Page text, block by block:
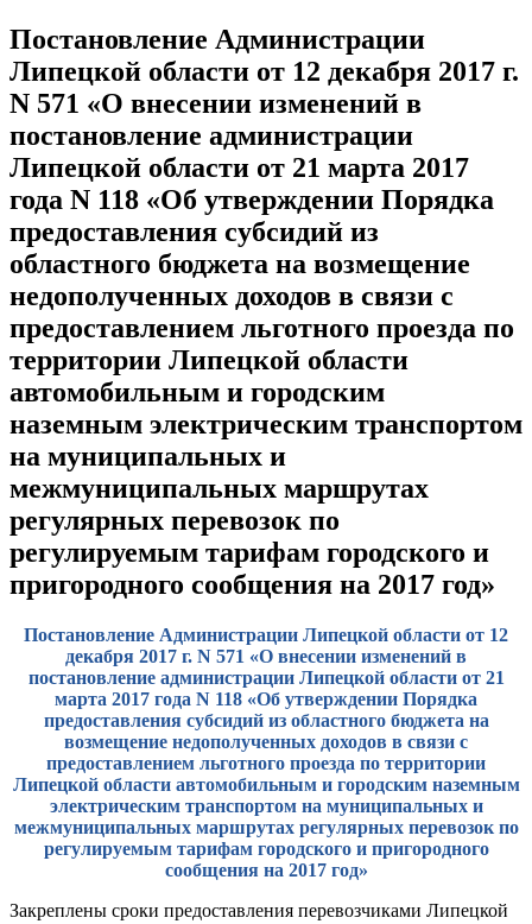
Постановление Администрации
Липецкой области от 12 декабря 2017 г.
N 571 «О внесении изменений в
постановление администрации
Липецкой области от 21 марта 2017
года N 118 «Об утверждении Порядка
предоставления субсидий из
областного бюджета на возмещение
недополученных доходов в связи с
предоставлением льготного проезда по
территории Липецкой области
автомобильным и городским
наземным электрическим транспортом
на муниципальных и
межмуниципальных маршрутах
регулярных перевозок по
регулируемым тарифам городского и
пригородного сообщения на 2017 год»
Постановление Администрации Липецкой области от 12
декабря 2017 г. N 571 «О внесении изменений в
постановление администрации Липецкой области от 21
марта 2017 года N 118 «Об утверждении Порядка
предоставления субсидий из областного бюджета на
возмещение недополученных доходов в связи с
предоставлением льготного проезда по территории
Липецкой области автомобильным и городским наземным
электрическим транспортом на муниципальных и
межмуниципальных маршрутах регулярных перевозок по
регулируемым тарифам городского и пригородного
сообщения на 2017 год»
Закреплены сроки предоставления перевозчиками Липецкой